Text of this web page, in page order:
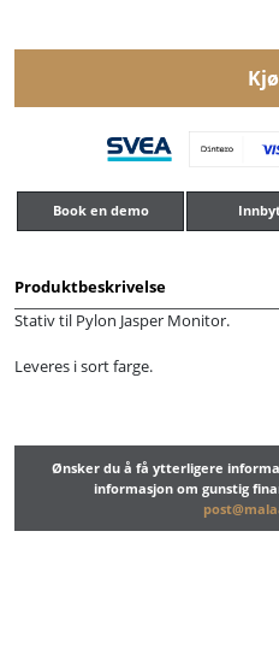
Book en demo
Produktbeskrivelse
Stativ til Pylon Jasper Monitor.
Leveres i sort farge.
Ønsker du å få ytterligere
informasjon om gunstig